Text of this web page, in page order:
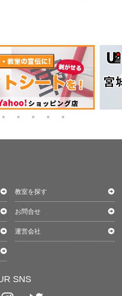
教室を探す
お問合せ
運営会社
SNS